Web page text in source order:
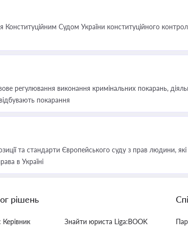
Судом України конституційного
регулювання виконання кримінальних покарань,
покарання
та стандарти Європейського суду з прав людини,
в Україні
рішень
Керівник Знайти юриста Liga:BOOK